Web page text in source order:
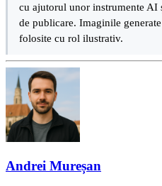
cu ajutorul unor instrumente AI
de publicare. Imaginile
folosite cu rol ilustrativ.
Andrei Mureșan